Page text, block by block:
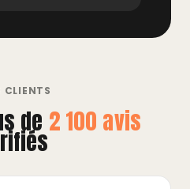
CLIENTS
de 2 100 avis